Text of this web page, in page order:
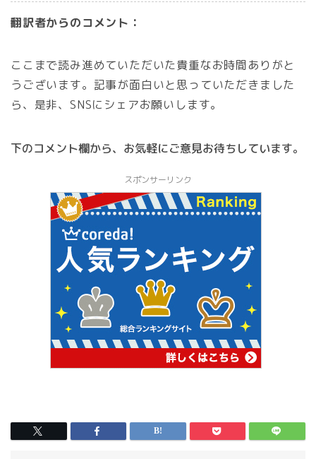
翻訳者からのコメント：
ここまで読み進めていただいた貴重なお時間ありがと
うございます。記事が面白いと思っていただきました
ら、是非、SNSにシェアお願いします。
下のコメント欄から、お気軽にご意見お待ちしています。
スポンサーリンク